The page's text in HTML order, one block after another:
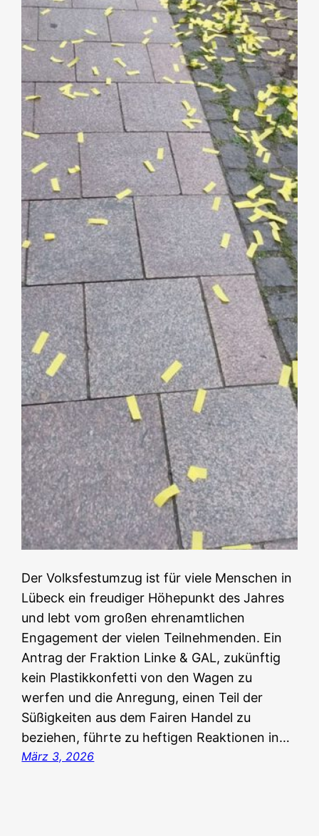
Der Volksfestumzug ist für viele Menschen in
Lübeck ein freudiger Höhepunkt des Jahres
und lebt vom großen ehrenamtlichen
Engagement der vielen Teilnehmenden. Ein
Antrag der Fraktion Linke & GAL, zukünftig
kein Plastikkonfetti von den Wagen zu
werfen und die Anregung, einen Teil der
Süßigkeiten aus dem Fairen Handel zu
beziehen, führte zu heftigen Reaktionen in…
März 3, 2026